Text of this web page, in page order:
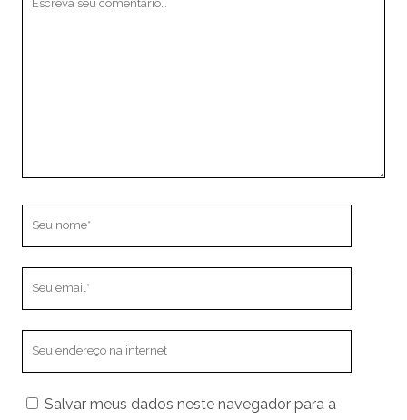
seuSalvar meus dados neste navegador para a